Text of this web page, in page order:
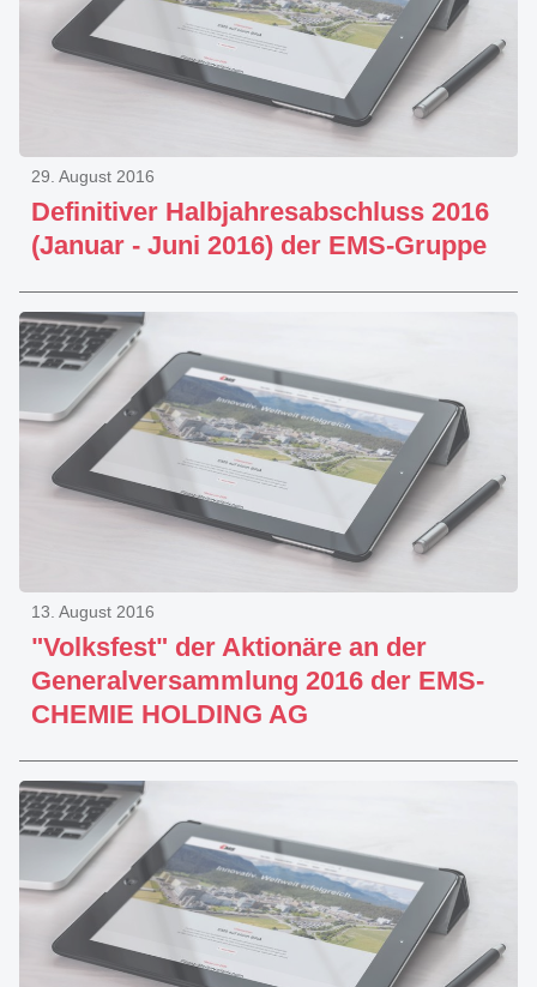
Definitiver Halbjahresabschluss 2016
(Januar - Juni 2016) der EMS-Gruppe
29. August 2016
"Volksfest" der Aktionäre an der
Generalversammlung 2016 der EMS-
CHEMIE HOLDING AG
13. August 2016